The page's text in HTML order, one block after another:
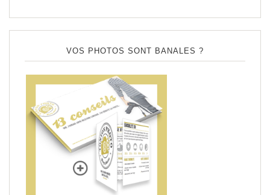
VOS PHOTOS SONT BANALES ?